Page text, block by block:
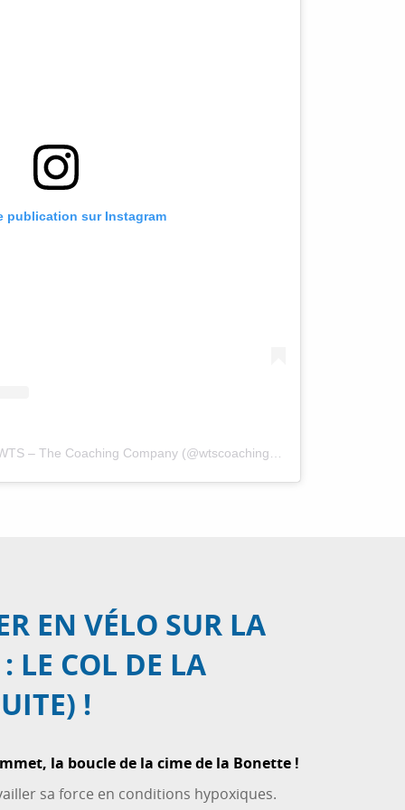
publication sur Instagram
EN VÉLO SUR LA
LE COL DE LA
!
la boucle de la cime de la Bonette !
sa force en conditions hypoxiques.